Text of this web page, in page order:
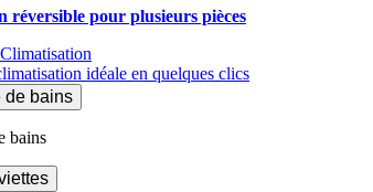
réversible pour plusieurs pièces
idéale en quelques clics
de bains
bains